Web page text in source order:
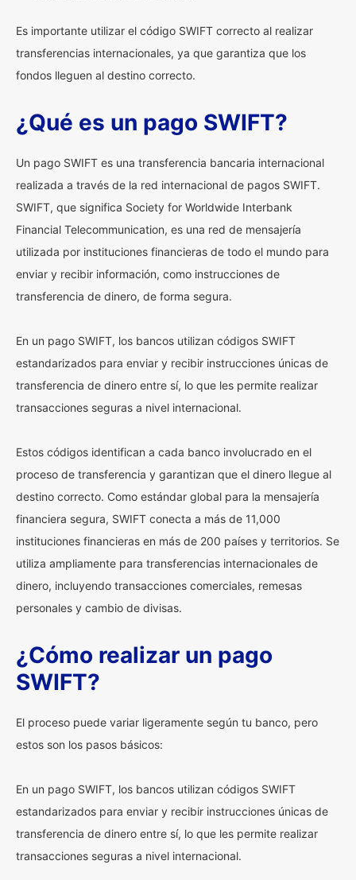
Es importante utilizar el código SWIFT correcto al realizar
transferencias internacionales, ya que garantiza que los
fondos lleguen al destino correcto.
¿Qué es un pago SWIFT?
Un pago SWIFT es una transferencia bancaria internacional
realizada a través de la red internacional de pagos SWIFT.
SWIFT, que significa Society for Worldwide Interbank
Financial Telecommunication, es una red de mensajería
utilizada por instituciones financieras de todo el mundo para
enviar y recibir información, como instrucciones de
transferencia de dinero, de forma segura.
En un pago SWIFT, los bancos utilizan códigos SWIFT
estandarizados para enviar y recibir instrucciones únicas de
transferencia de dinero entre sí, lo que les permite realizar
transacciones seguras a nivel internacional.
Estos códigos identifican a cada banco involucrado en el
proceso de transferencia y garantizan que el dinero llegue al
destino correcto. Como estándar global para la mensajería
financiera segura, SWIFT conecta a más de 11,000
instituciones financieras en más de 200 países y territorios. Se
utiliza ampliamente para transferencias internacionales de
dinero, incluyendo transacciones comerciales, remesas
personales y cambio de divisas.
¿Cómo realizar un pago
SWIFT?
El proceso puede variar ligeramente según tu banco, pero
estos son los pasos básicos:
En un pago SWIFT, los bancos utilizan códigos SWIFT
estandarizados para enviar y recibir instrucciones únicas de
transferencia de dinero entre sí, lo que les permite realizar
transacciones seguras a nivel internacional.